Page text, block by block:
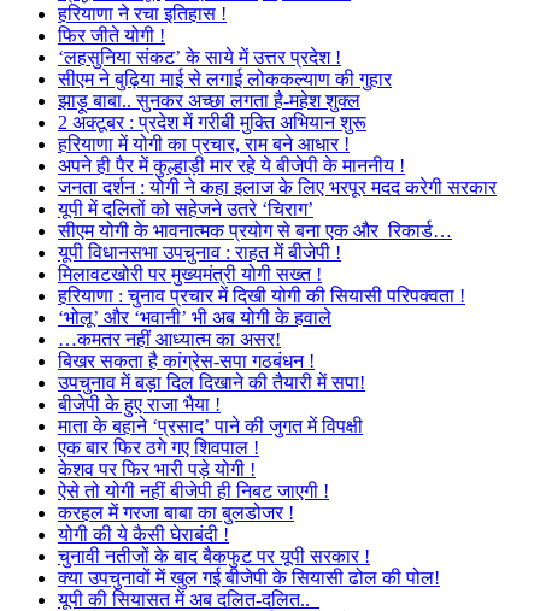
हरियाणा ने रचा इतिहास !
फिर जीते योगी !
‘लहसुनिया संकट’ के साये में उत्तर प्रदेश !
सीएम ने बुढ़िया माई से लगाई लोककल्याण की गुहार
झाड़ू बाबा.. सुनकर अच्छा लगता है-महेश शुक्ल
2 अक्टूबर : प्रदेश में गरीबी मुक्ति अभियान शुरू
हरियाणा में योगी का प्रचार, राम बने आधार !
अपने ही पैर में कुल्हाड़ी मार रहे ये बीजेपी के माननीय !
जनता दर्शन : योगी ने कहा इलाज के लिए भरपूर मदद करेगी सरकार
यूपी में दलितों को सहेजने उतरे ‘चिराग’
सीएम योगी के भावनात्मक प्रयोग से बना एक और रिकार्ड…
यूपी विधानसभा उपचुनाव : राहत में बीजेपी !
मिलावटखोरी पर मुख्यमंत्री योगी सख्त !
हरियाणा : चुनाव प्रचार में दिखी योगी की सियासी परिपक्वता !
‘भोलू’ और ‘भवानी’ भी अब योगी के हवाले
…कमतर नहीं आध्यात्म का असर!
बिखर सकता है कांग्रेस-सपा गठबंधन !
उपचुनाव में बड़ा दिल दिखाने की तैयारी में सपा!
बीजेपी के हुए राजा भैया !
माता के बहाने ‘प्रसाद’ पाने की जुगत में विपक्षी
एक बार फिर ठगे गए शिवपाल !
केशव पर फिर भारी पड़े योगी !
ऐसे तो योगी नहीं बीजेपी ही निबट जाएगी !
करहल में गरजा बाबा का बुलडोजर !
योगी की ये कैसी घेराबंदी !
चुनावी नतीजों के बाद बैकफुट पर यूपी सरकार !
क्या उपचुनावों में खुल गई बीजेपी के सियासी ढोल की पोल!
यूपी की सियासत में अब दलित-दलित..